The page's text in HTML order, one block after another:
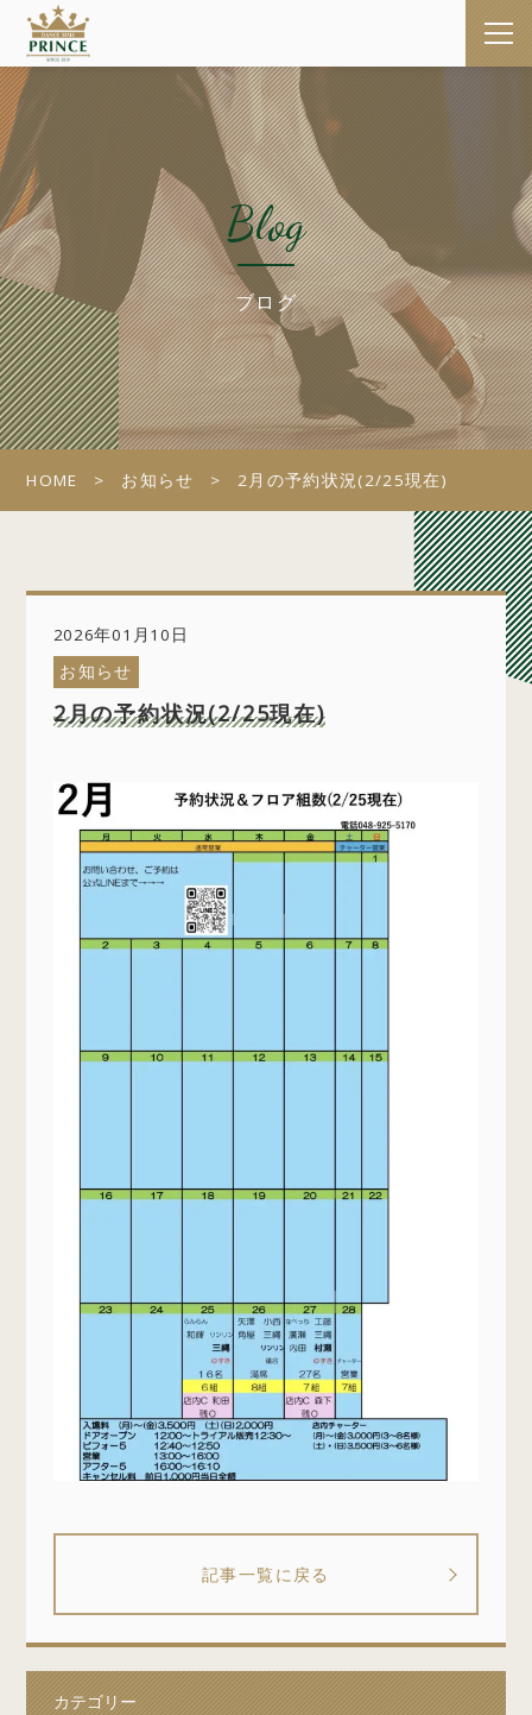
Blog
ブログ
HOME お知らせ 2月の予約状況(2/25現在)
2026年01月10日
お知らせ
2月の予約状況(2/25現在)
記事一覧に戻る
カテゴリー